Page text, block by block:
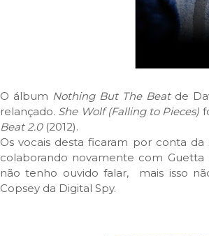
O álbum Nothing But The Beatde
relançado. She Wolf (Falling to Pieces)
Beat 2.0 (2012).
Os vocais desta ficaram por conta
colaborando novamente com
não tenho ouvido falar, mais isso
Copsey da Digital Spy.